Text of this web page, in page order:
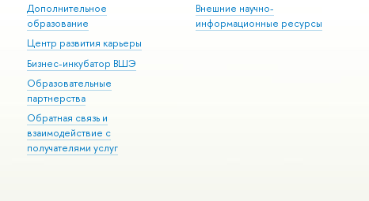
Дополнительное
образование
Центр развития карьеры
Бизнес-инкубатор ВШЭ
Образовательные
партнерства
Обратная связь и
взаимодействие с
получателями услуг
Внешние научно-
информационные ресурсы